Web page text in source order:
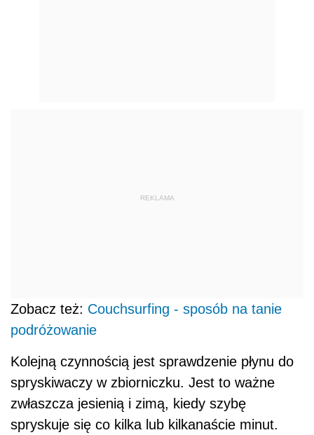
REKLAMA
Zobacz też: Couchsurfing - sposób na tanie
podróżowanie
Kolejną czynnością jest sprawdzenie płynu do
spryskiwaczy w zbiorniczku. Jest to ważne
zwłaszcza jesienią i zimą, kiedy szybę
spryskuje się co kilka lub kilkanaście minut.